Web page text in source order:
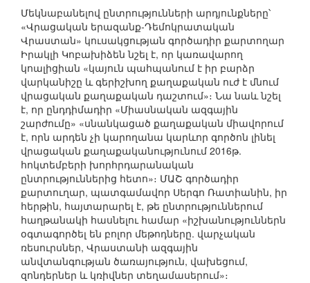
Մեկնաբանելով ընտրությունների արդյունքները՝
«Վրացական երազանք-Դեմոկրատական
Վրաստան» կուսակցության գործադիր քարտողար
Իրակլի Կոբախիձեն նշել է, որ կառավարող
կոալիցիան «կայուն պահպանում է իր բարձր
վարկանիշը և գերիշխող քաղաքական ուժ է մնում
վրացական քաղաքական դաշտում»։ Նա նաև նշել
է, որ ընդդիմադիր «Միասնական ազգային
շարժումը» «սնանկացած քաղաքական միավորում
է, որն արդեն չի կարողանա կարևոր գործոն լինել
վրացական քաղաքականությունում 2016թ.
հոկտեմբերի խորհրդարանական
ընտրություններից հետո»։ ՄԱՇ գործադիր
քարտուղար, պատգամավոր Սերգո Ռատիանին, իր
հերթին, հայտարարել է, թե ընտրություններում
հաղթանակի հասնելու համար «իշխանություններն
օգտագործել են բոլոր մեթոդները. վարչական
ռեսուրսներ, Վրաստանի ազգային
անվտանգության ծառայություն, վախեցում,
զոնդերներ և կռիվներ տեղամասերում»։